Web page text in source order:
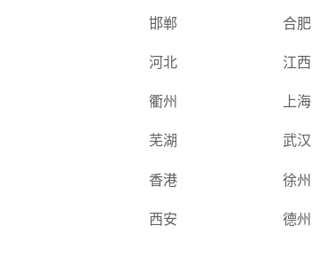
邯郸 合肥
河北 江西
衢州 上海
芜湖 武汉
香港 徐州
西安 德州